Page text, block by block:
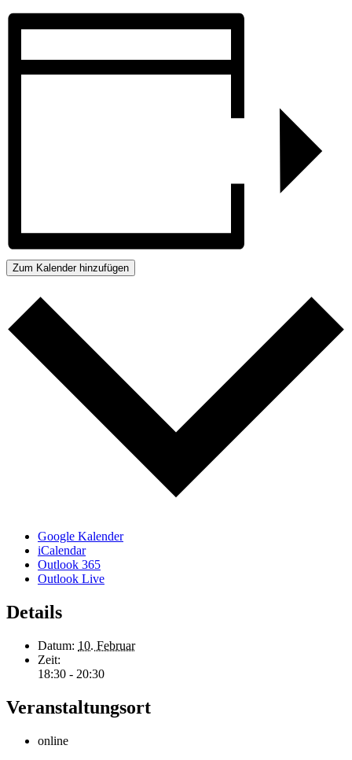
Zum Kalender hinzufügen
Google Kalender
iCalendar
Outlook 365
Outlook Live
Details
Datum: 10. Februar
Zeit:
18:30 - 20:30
Veranstaltungsort
online